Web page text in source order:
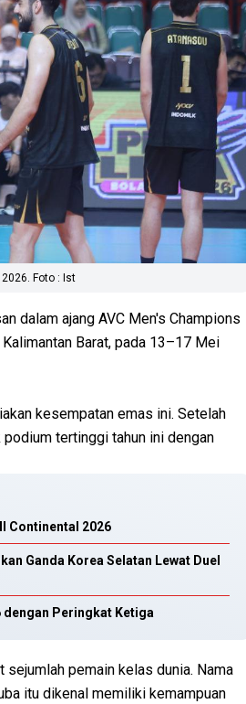
Foto : Ist
dalam ajang AVC Men's Champions
Barat, pada 13–17 Mei
kesempatan emas ini. Setelah
tertinggi tahun ini dengan
Continental 2026
Ganda Korea Selatan Lewat Duel
dengan Peringkat Ketiga
pemain kelas dunia. Nama
itu dikenal memiliki kemampuan